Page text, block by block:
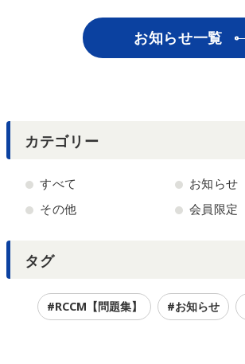
カテゴリー
すべて
お知らせ
その他
会員限定
タグ
#RCCM【問題集】 #お知らせ
お知らせ一覧